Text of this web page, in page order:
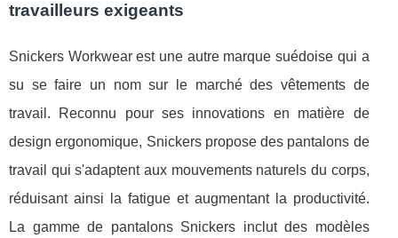
travailleurs exigeants
Snickers Workwear est une autre marque suédoise qui a
su se faire un nom sur le marché des vêtements de
travail. Reconnu pour ses innovations en matière de
design ergonomique, Snickers propose des pantalons de
travail qui s'adaptent aux mouvements naturels du corps,
réduisant ainsi la fatigue et augmentant la productivité.
La gamme de pantalons Snickers inclut des modèles